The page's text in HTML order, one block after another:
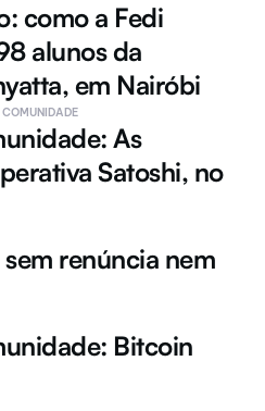
como a Fedi
alunos da
em Nairóbi
As
Satoshi, no
renúncia nem
Bitcoin